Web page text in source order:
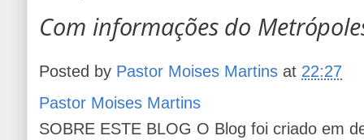
Com informações do
Posted by Pastor Moises Martins at 22:27
Pastor Moises Martins
SOBRE ESTE BLOG O Blog foi criado em